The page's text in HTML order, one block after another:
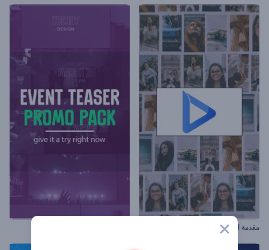
مقدمة الإطارات المنزلقة